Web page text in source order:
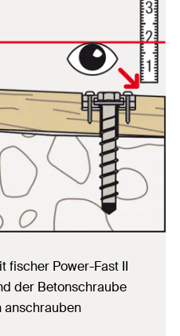
fischer Power-Fast II
der Betonschraube
anschrauben